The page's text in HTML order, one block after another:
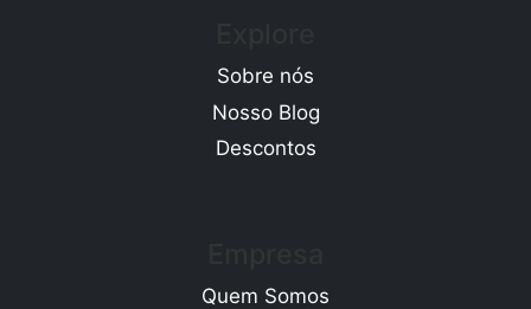
Sobre nós
Nosso Blog
Descontos
Quem Somos